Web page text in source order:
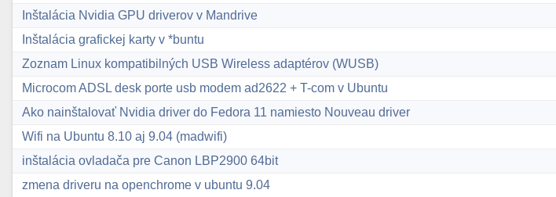
Inštalácia Nvidia GPU driverov v Mandrive
Inštalácia grafickej karty v *buntu
Zoznam Linux kompatibilných USB Wireless adaptérov (WUSB)
Microcom ADSL desk porte usb modem ad2622 + T-com v Ubuntu
Ako nainštalovať Nvidia driver do Fedora 11 namiesto Nouveau driver
Wifi na Ubuntu 8.10 aj 9.04 (madwifi)
inštalácia ovladača pre Canon LBP2900 64bit
zmena driveru na openchrome v ubuntu 9.04